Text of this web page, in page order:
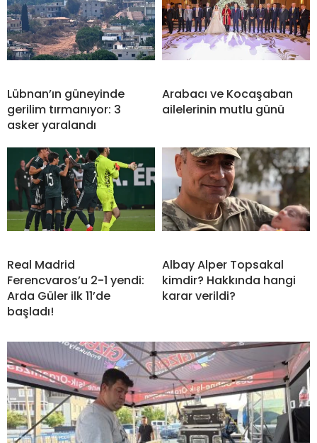
Lübnan’ın güneyinde
gerilim tırmanıyor: 3
asker yaralandı
Arabacı ve Kocaşaban
ailelerinin mutlu günü
Real Madrid
Ferencvaros’u 2-1 yendi:
Arda Güler ilk 11’de
başladı!
Albay Alper Topsakal
kimdir? Hakkında hangi
karar verildi?